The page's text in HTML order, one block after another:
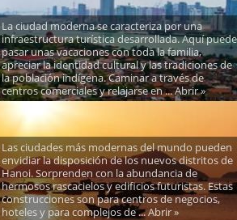
La ciudad moderna se caracteriza por una
infraestructura turística desarrollada. Aquí puede
pasar unas vacaciones con toda la familia,
apreciar la identidad cultural y las tradiciones de
la población indígena. Caminar a través de
centros comerciales y relajarse en ... Abrir »
Las ciudades más modernas del mundo pueden
envidiar la disposición de los nuevos distritos de
Hanoi. Sorprenden con la abundancia de
hermosos rascacielos y edificios futuristas. Estas
construcciones son para centros de negocios,
hoteles y para complejos de ... Abrir »